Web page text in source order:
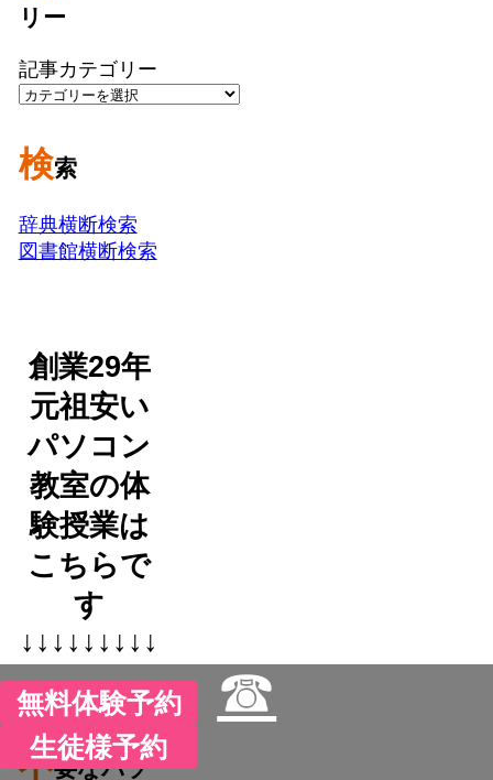
リー
記事カテゴリー
検索
辞典横断検索
図書館横断検索
創業29年
元祖安い
パソコン
教室の体
験授業は
こちらで
す
↓↓↓↓↓↓↓↓↓
不要なパソ
無料体験予約 ☎
生徒様予約